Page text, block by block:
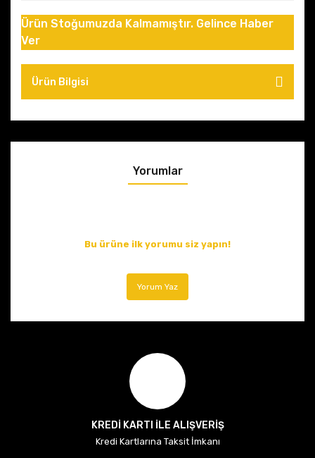
Ürün Stoğumuzda Kalmamıştır. Gelince Haber
Ver
Ürün Bilgisi
Yorumlar
Bu ürüne ilk yorumu siz yapın!
Yorum Yaz
KREDİ KARTI İLE ALIŞVERİŞ
Kredi Kartlarına Taksit İmkanı